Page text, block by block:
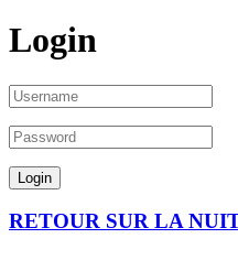
Login
RETOUR SUR LA